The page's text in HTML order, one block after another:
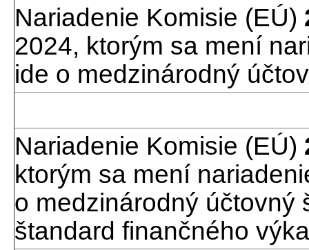
Nariadenie Komisie (EÚ)
2024, ktorým sa mení
ide o medzinárodný
Nariadenie Komisie (EÚ)
ktorým sa mení
o medzinárodný účtovný
štandard finančného